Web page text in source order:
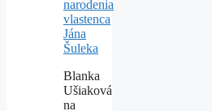
narodenia
vlastenca
Jána
Šuleka
Blanka
Ušiaková
na